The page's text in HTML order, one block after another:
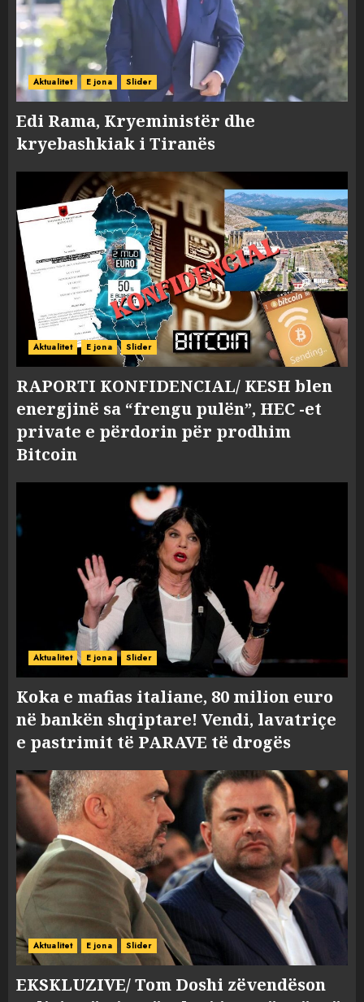
Aktualitet E jona Slider
Edi Rama, Kryeministër dhe
kryebashkiak i Tiranës
Aktualitet E jona Slider
RAPORTI KONFIDENCIAL/ KESH blen
energjinë sa “frengu pulën”, HEC -et
private e përdorin për prodhim
Bitcoin
Aktualitet E jona Slider
Koka e mafias italiane, 80 milion euro
në bankën shqiptare! Vendi, lavatriçe
e pastrimit të PARAVE të drogës
Aktualitet E jona Slider
EKSKLUZIVE/ Tom Doshi zëvendëson